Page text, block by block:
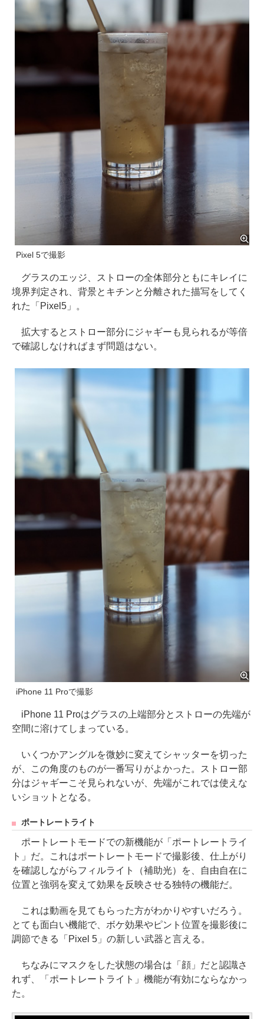
Pixel 5で撮影
グラスのエッジ、ストローの全体部分ともにキレイに
境界判定され、背景とキチンと分離された描写をしてく
れた「Pixel5」。
拡大するとストロー部分にジャギーも見られるが等倍
で確認しなければまず問題はない。
iPhone 11 Proで撮影
iPhone 11 Proはグラスの上端部分とストローの先端が
空間に溶けてしまっている。
いくつかアングルを微妙に変えてシャッターを切った
が、この角度のものが一番写りがよかった。ストロー部
分はジャギーこそ見られないが、先端がこれでは使えな
いショットとなる。
ポートレートライト
ポートレートモードでの新機能が「ポートレートライ
ト」だ。これはポートレートモードで撮影後、仕上がり
を確認しながらフィルライト（補助光）を、自由自在に
位置と強弱を変えて効果を反映させる独特の機能だ。
これは動画を見てもらった方がわかりやすいだろう。
とても面白い機能で、ボケ効果やピント位置を撮影後に
調節できる「Pixel 5」の新しい武器と言える。
ちなみにマスクをした状態の場合は「顔」だと認識さ
れず、「ポートレートライト」機能が有効にならなかっ
た。